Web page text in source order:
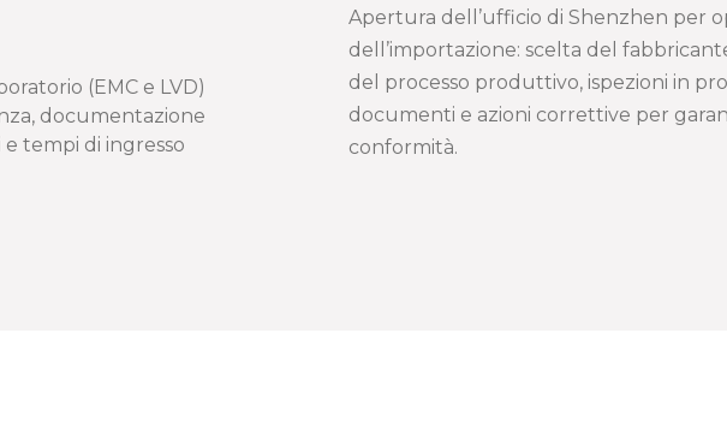
(EMC e LVD)
documentazione
tempi di ingresso
Apertura dell’ufficio di Shenzhen per
dell’importazione: scelta del
del processo produttivo, ispezioni in
documenti e azioni correttive per
conformità.